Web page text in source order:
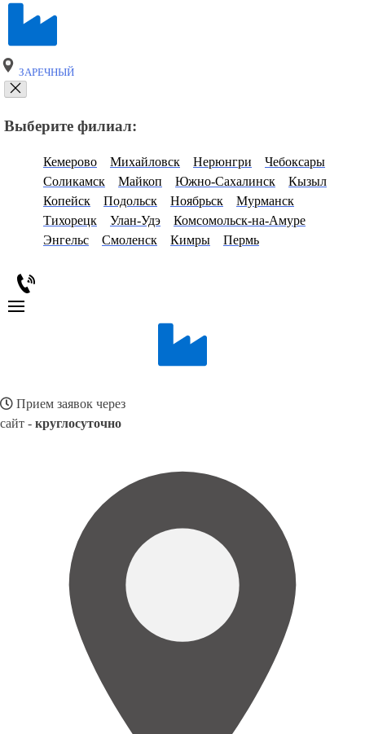
ЗАРЕЧНЫЙ
Выберите филиал:
Кемерово Михайловск Нерюнгри
Чебоксары
Соликамск
Майкоп Южно-Сахалинск
Кызыл
Копейск
Подольск Ноябрьск
Мурманск
Тихорецк
Улан-Удэ
Комсомольск-на-Амуре
Энгельс
Смоленск Кимры Пермь
Прием заявок через
сайт - круглосуточно